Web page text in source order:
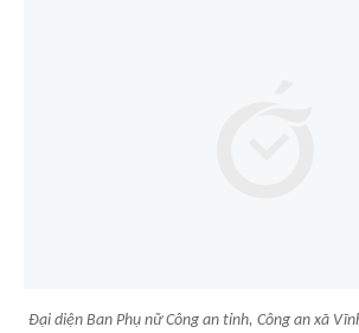
Đại diện Ban Phụ nữ Công an tỉnh, Công an xã